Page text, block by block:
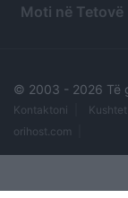
Moti në Tetovë
© 2003 - 2026 Të
Kontaktoni
orihost.com